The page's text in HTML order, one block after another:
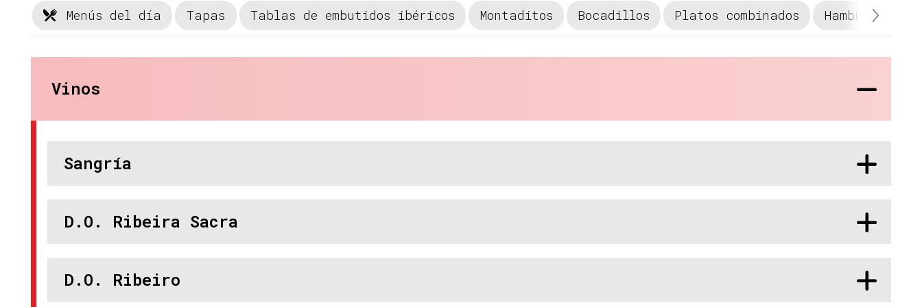
Menús del día Tapas Tablas de embutidos ibéricos Montaditos Bocadillos Platos combinados Hamburguesas
Vinos
Sangría
D.O. Ribeira Sacra
D.O. Ribeiro